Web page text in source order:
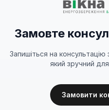
Замовте
Запишіться на
який зручний
Замовити